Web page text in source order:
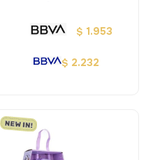
$ 1.953
$ 2.232